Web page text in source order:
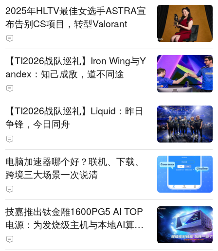
2025年HLTV最佳女选手ASTRA宣
布告别CS项目，转型Valorant
【TI2026战队巡礼】Iron Wing与Y
andex：知己成敌，道不同途
【TI2026战队巡礼】Liquid：昨日
争锋，今日同舟
电脑加速器哪个好？联机、下载、
跨境三大场景一次说清
技嘉推出钛金雕1600PG5 AI TOP
电源：为发烧级主机与本地AI算力
打造旗舰供电方案